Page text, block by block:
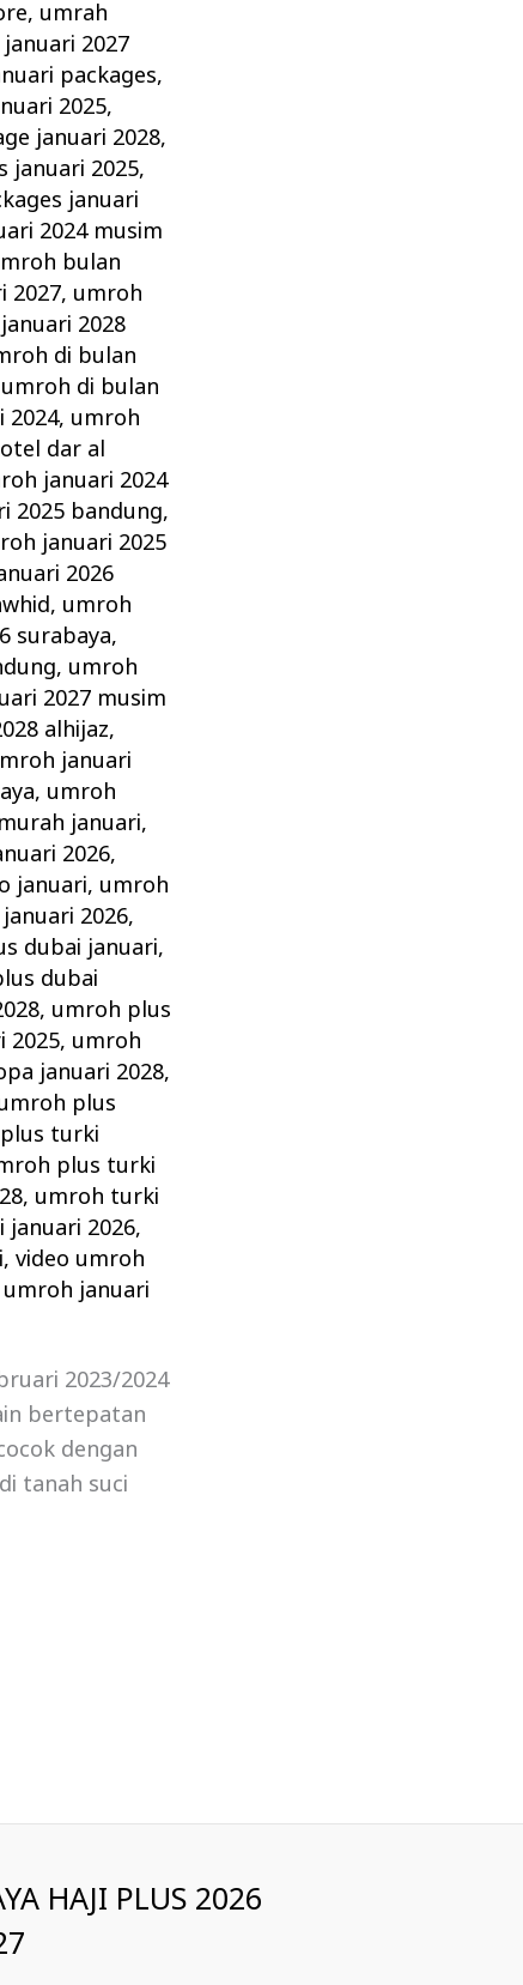
, umrah
2027
packages,
2025,
januari 2028,
januari 2025,
januari
2024 musim
bulan
2027, umroh
2028
di bulan
umroh di bulan
2024, umroh
dar al
januari 2024
2025 bandung,
januari 2025
2026
, umroh
surabaya,
, umroh
2027 musim
alhijaz,
januari
, umroh
januari,
2026,
januari, umroh
2026,
dubai januari,
dubai
, umroh plus
2025, umroh
januari 2028,
plus
turki
plus turki
, umroh turki
2026,
,video umroh
januari
2023/2024
bertepatan
dengan
tanah suci
HAJI PLUS 2026